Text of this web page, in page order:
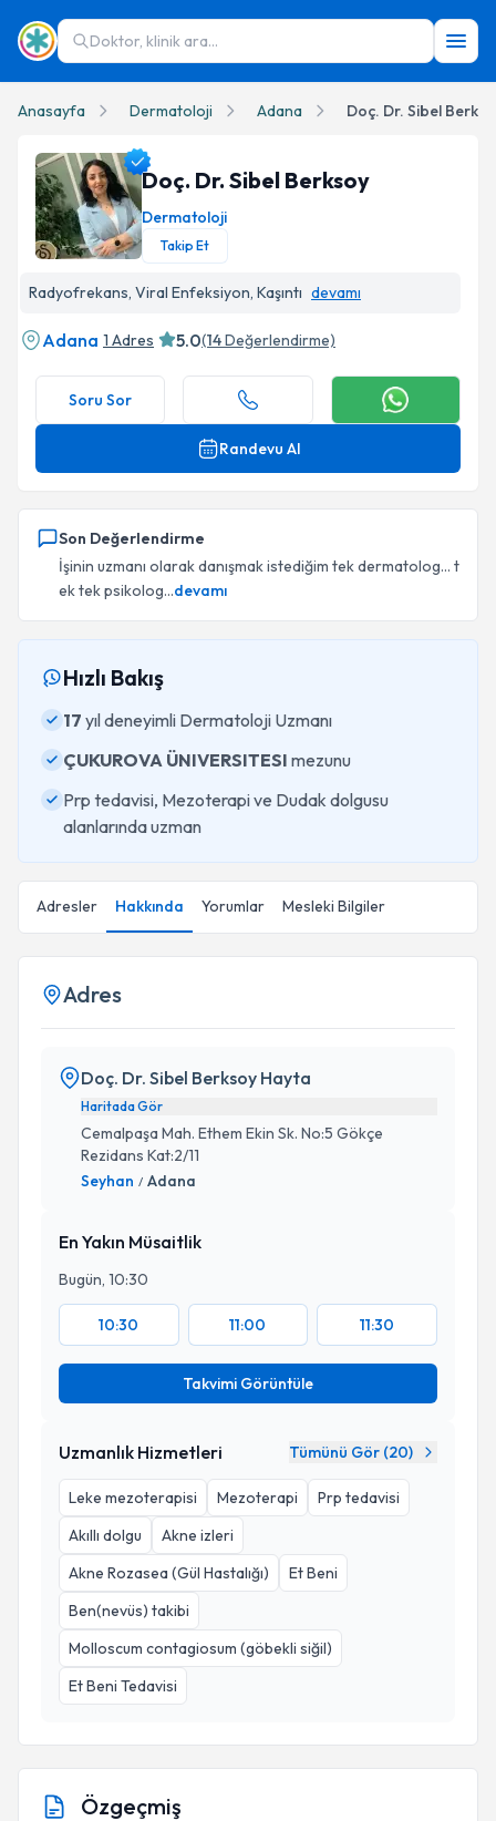
Doktor, klinik ara...
Anasayfa Dermatoloji Adana Doç. Dr. Sibel
Doç. Dr. Sibel Berksoy
Dermatoloji
Takip Et
Radyofrekans, Viral Enfeksiyon, Kaşıntı devamı
Adana 1 Adres 5.0(14Değerlendirme)
Soru Sor
Randevu Al
Son Değerlendirme
İşinin uzmanı olarak danışmak istediğim tek dermatolog… t
ek tek psikolog...devamı
Hızlı Bakış
17 yıl deneyimli Dermatoloji Uzmanı
ÇUKUROVA ÜNIVERSITESI mezunu
Prp tedavisi, Mezoterapi ve Dudak dolgusu
alanlarında uzman
Adresler Hakkında Yorumlar Mesleki Bilgiler
Adres
Doç. Dr. Sibel Berksoy Hayta
Haritada Gör
Cemalpaşa Mah. Ethem Ekin Sk. No:5 Gökçe
Rezidans Kat:2/11
Seyhan / Adana
En Yakın Müsaitlik
Bugün, 10:30
10:30 11:00 11:30
Takvimi Görüntüle
Uzmanlık Hizmetleri Tümünü Gör (20)
Leke mezoterapisi Mezoterapi
Prp tedavisi
Akıllı dolgu
Akne izleri
Akne Rozasea (Gül Hastalığı)
Et Beni
Ben(nevüs) takibi
Molloscum contagiosum (göbekli siğil)
Et Beni Tedavisi
Özgeçmiş